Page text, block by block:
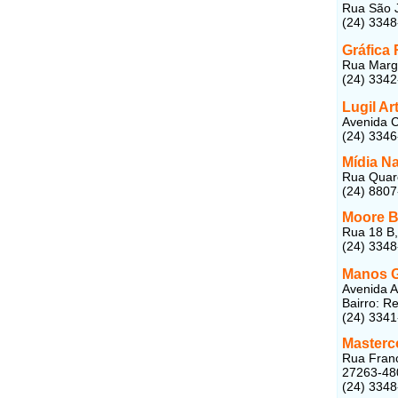
Rua São
(24)
Gráfica
Rua
(24)
Lugil
Avenida
(24)
Mídia
Rua
(24)
Moore
Rua 18
(24)
Manos
Avenida
Bairro:
(24)
Rua
27263-
(24)